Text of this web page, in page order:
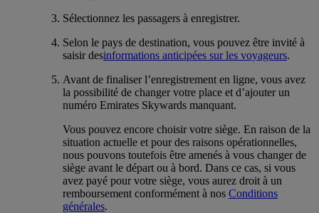
Sélectionnez les passagers à enregistrer.
Selon le pays de destination, vous pouvez être invité à
saisir desinformations anticipées sur les voyageurs.
Avant de finaliser l’enregistrement en ligne, vous avez
la possibilité de changer votre place et d’ajouter un
numéro Emirates Skywards manquant.
Vous pouvez encore choisir votre siège. En raison de la
situation actuelle et pour des raisons opérationnelles,
nous pouvons toutefois être amenés à vous changer de
siège avant le départ ou à bord. Dans ce cas, si vous
avez payé pour votre siège, vous aurez droit à un
remboursement conformément à nos Conditions
générales.